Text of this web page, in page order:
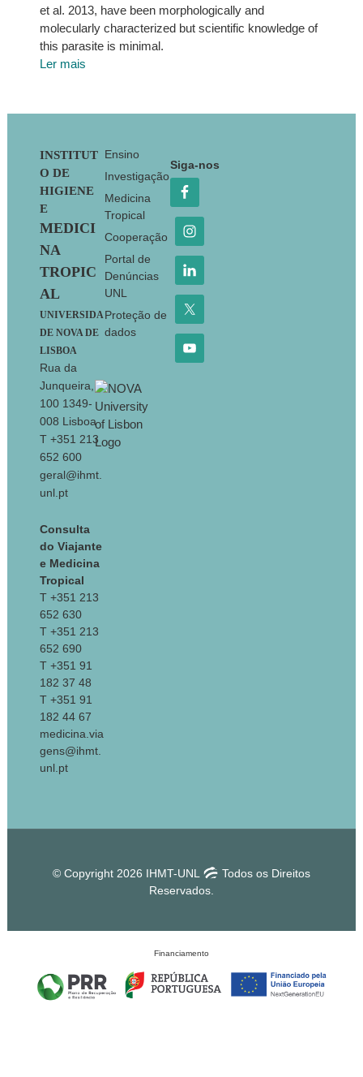
et al. 2013, have been morphologically and
molecularly characterized but scientific knowledge of
this parasite is minimal.
Ler mais
Footer
INSTITUT
O DE
HIGIENE
E
MEDICI
NA
TROPIC
AL
UNIVERSIDA
DE NOVA DE
LISBOA
Rua da
Junqueira,
100 1349-
008 Lisboa
T +351 213
652 600
geral@ihmt.
unl.pt
Consulta
do Viajante
e Medicina
Tropical
T +351 213
652 630
T +351 213
652 690
T +351 91
182 37 48
T +351 91
182 44 67
medicina.via
gens@ihmt.
unl.pt
Ensino
Investigação
Medicina
Tropical
Cooperação
Portal de
Denúncias
UNL
Proteção de
dados
Siga-nos
© Copyright 2026 IHMT-UNL
Todos os Direitos
Reservados.
Financiamento